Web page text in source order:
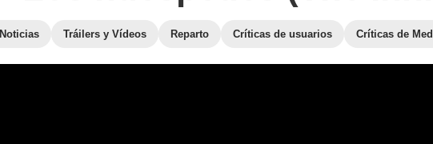
Noticias Tráilers y Vídeos Reparto Críticas de usuarios Críticas de